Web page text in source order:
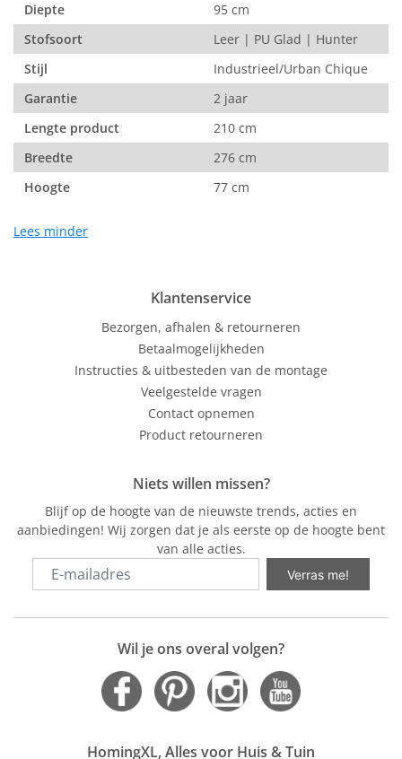
Diepte
95 cm
Stofsoort
Leer | PU Glad | Hunter
Stijl
Industrieel/Urban Chique
Garantie
2 jaar
Lengte product
210 cm
Breedte
276 cm
Hoogte
77 cm
Lees minder
Klantenservice
Bezorgen, afhalen & retourneren
Betaalmogelijkheden
Instructies & uitbesteden van de montage
Veelgestelde vragen
Contact opnemen
Product retourneren
Niets willen missen?
Blijf op de hoogte van de nieuwste trends, acties en
aanbiedingen! Wij zorgen dat je als eerste op de hoogte bent
van alle acties.
Verras me!
Wil je ons overal volgen?
HomingXL, Alles voor Huis & Tuin